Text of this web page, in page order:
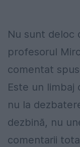
Nu sunt deloc
profesorul
comentat
Este un limbaj
nu la
dezbină, nu
comentarii